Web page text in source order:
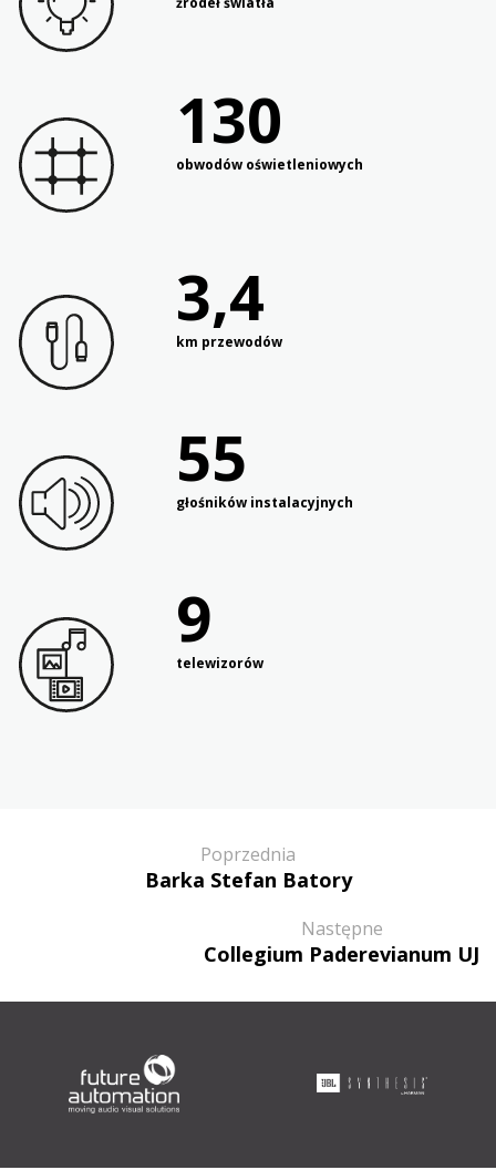
130
obwodów oświetleniowych
3,4
km przewodów
55
głośników instalacyjnych
9
telewizorów
Poprzednia
Barka Stefan Batory
Następne
Collegium Paderevianum UJ